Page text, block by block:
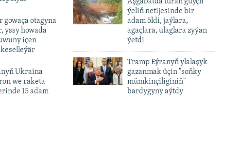
gowaça otagyna
yssy howada
içen
Ukraina
we raketa
15 adam
ýeliň netijesinde bir
adam öldi, jaýlara,
agaçlara, ulaglara zyýan
ýetdi
Tramp Eýranyň ylalaşyk
gazanmak üçin "soňky
mümkinçiliginiň"
bardygyny aýtdy